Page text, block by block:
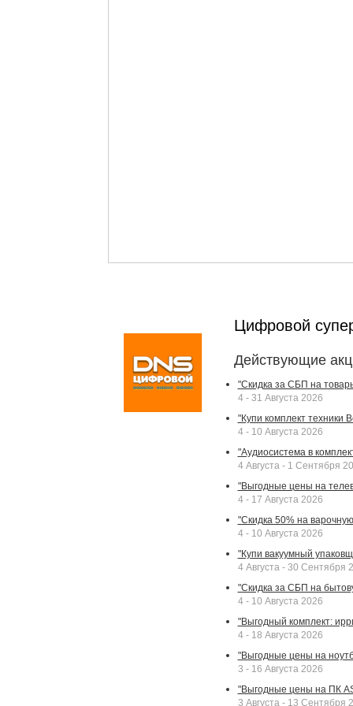
Цифровой
Действующие
"Скидка за СБП на
4 - 31 Августа 2026
"Купи комплект техники
4 - 10 Августа 2026
"Аудиосистема в
4 Августа - 1 Сентября
"Выгодные цены на
4 - 17 Августа 2026
"Скидка 50% на
4 - 10 Августа 2026
"Купи вакуумный
4 Августа - 30 Сентября
"Скидка за СБП на
4 - 10 Августа 2026
"Выгодный комплект:
4 - 18 Августа 2026
"Выгодные цены на
3 - 16 Августа 2026
"Выгодные цены на ПК
3 Августа - 13 Сентября